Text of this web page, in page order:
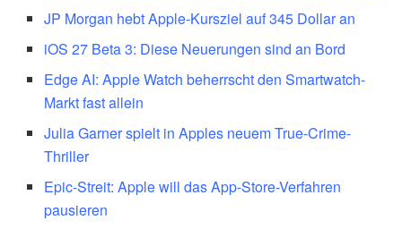
JP Morgan hebt Apple-Kursziel auf 345 Dollar an
iOS 27 Beta 3: Diese Neuerungen sind an Bord
Edge AI: Apple Watch beherrscht den Smartwatch-
Markt fast allein
Julia Garner spielt in Apples neuem True-Crime-
Thriller
Epic-Streit: Apple will das App-Store-Verfahren
pausieren